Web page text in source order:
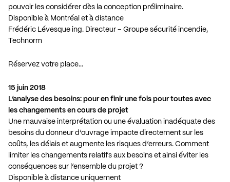
pouvoir les considérer dès la conception préliminaire.
Disponible à Montréal et à distance
Frédéric Lévesque ing. Directeur – Groupe sécurité incendie,
Technorm
Réservez votre place…
15 juin 2018
L’analyse des besoins: pour en finir une fois pour toutes avec
les changements en cours de projet
Une mauvaise interprétation ou une évaluation inadéquate des
besoins du donneur d’ouvrage impacte directement sur les
coûts, les délais et augmente les risques d’erreurs. Comment
limiter les changements relatifs aux besoins et ainsi éviter les
conséquences sur l’ensemble du projet ?
Disponible à distance uniquement